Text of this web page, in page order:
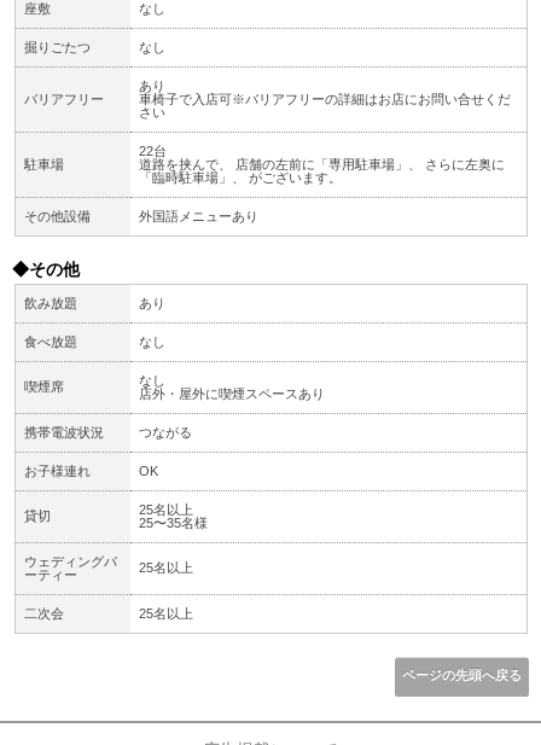
座敷 なし
掘りごたつ なし
バリアフリー
あり
車椅子で入店可※バリアフリーの詳細はお店にお問い合せくだ
さい
駐車場
22台
道路を挟んで、 店舗の左前に「専用駐車場」、 さらに左奥に
「臨時駐車場」、 がございます。
その他設備 外国語メニューあり
◆その他
飲み放題 あり
食べ放題 なし
喫煙席
なし
店外・屋外に喫煙スペースあり
携帯電波状況 つながる
お子様連れ OK
貸切
25名以上
25〜35名様
ウェディングパ
ーティー
25名以上
二次会 25名以上
ページの先頭へ戻る